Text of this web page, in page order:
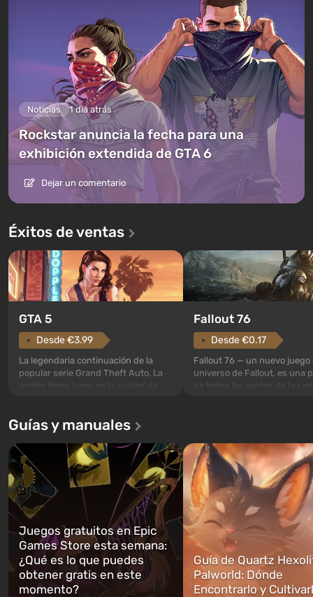
Noticias 1 día atrás
Rockstar anuncia la fecha para una
exhibición extendida de GTA 6
Dejar un comentario
Éxitos de ventas
GTA 5
Desde €3.99
La legendaria continuación de la
popular serie Grand Theft Auto. La
acción tiene lugar en la ciudad de
primera vez, el juego contará la
historia de tres personajes: Michael,
Trevor y Franklin, entre los cuales
podrás cambi...
Fallout 76
Desde €0.17
Fallout 76 — un nuevo juego
universo de Fallout, es una
de todas las partes de la
abrirse primero después de
caigan las bombas n...
Guías y manuales
Juegos gratuitos en Epic
Games Store esta semana:
¿Qué es lo que puedes
obtener gratis en este
momento?
Guía de Quartz
Palworld: Dónde
Encontrarlo y